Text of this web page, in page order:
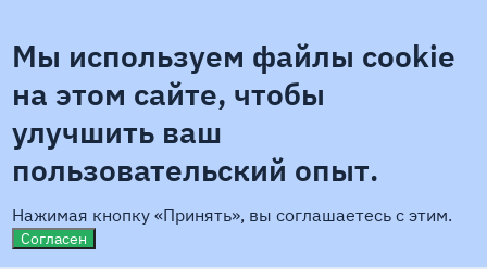
Контактная информация
ЦентрКредит"
Мы используем файлы cookie
на этом сайте, чтобы
улучшить ваш
пользовательский опыт.
Нажимая кнопку «Принять», вы соглашаетесь с этим.
Согласен